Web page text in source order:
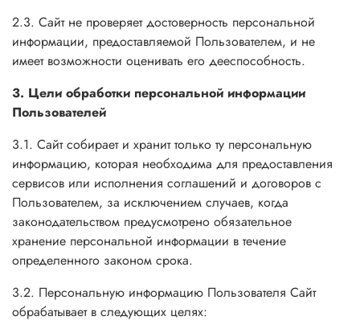
2.3. Сайт не проверяет достоверность персональной
информации, предоставляемой Пользователем, и не
имеет возможности оценивать его дееспособность.
3. Цели обработки персональной информации
Пользователей
3.1. Сайт собирает и хранит только ту персональную
информацию, которая необходима для предоставления
сервисов или исполнения соглашений и договоров с
Пользователем, за исключением случаев, когда
законодательством предусмотрено обязательное
хранение персональной информации в течение
определенного законом срока.
3.2. Персональную информацию Пользователя Сайт
обрабатывает в следующих целях: